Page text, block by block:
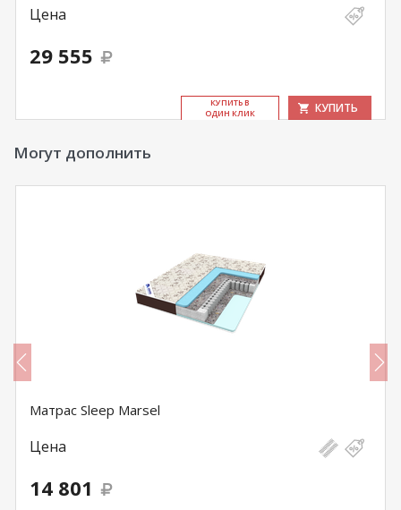
Цена
29 555
КУ­ПИТЬ В
ОДИН КЛИК
КУПИТЬ
Могут дополнить
Матрас Sleep Marsel
Цена
14 801